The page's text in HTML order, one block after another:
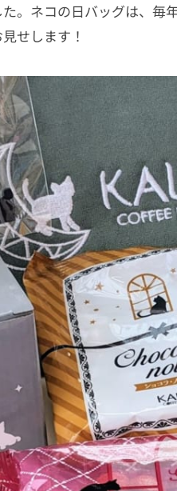
。ネコの日バッグは、毎
せします！